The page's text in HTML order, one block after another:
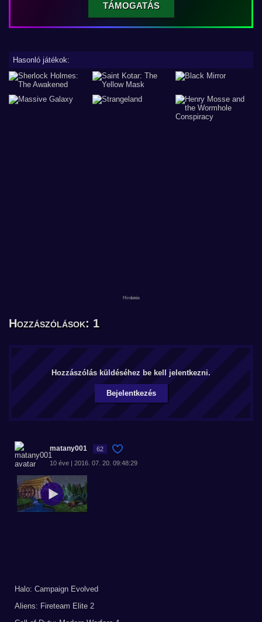
TÁMOGATÁS
Hasonló játékok:
Hozzászólások: 1
Hozzászólás küldéséhez be kell jelentkezni.
Bejelentkezés
matany001 62
10 éve | 2016. 07. 20. 09:48:29
Halo: Campaign Evolved
Aliens: Fireteam Elite 2